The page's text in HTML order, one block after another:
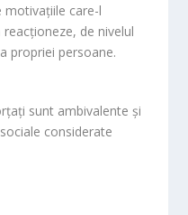
motivaţiile care-l
de nivelul
propriei persoane.
sunt ambivalente şi
considerate